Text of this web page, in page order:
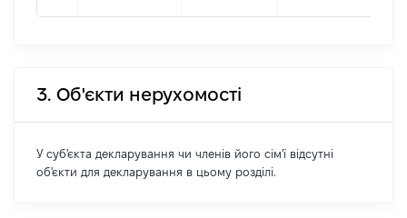
3. Об'єкти нерухомості
У суб'єкта декларування чи членів його сім'ї відсутні
об'єкти для декларування в цьому розділі.